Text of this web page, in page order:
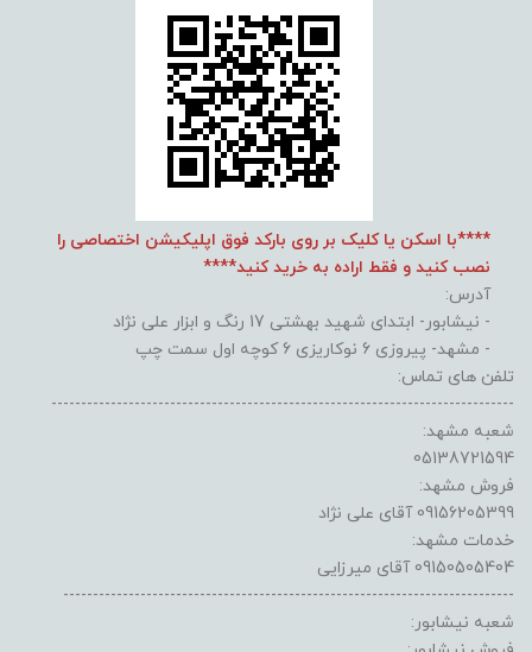
****با اسکن یا کلیک بر روی بارکد فوق اپلیکیشن اختصاصی را
نصب کنید و فقط اراده به خرید کنید****
آدرس:
- نیشابور- ابتدای شهید بهشتی 17 رنگ و ابزار علی نژاد
- مشهد- پیروزی 6 نوکاریزی 6 کوچه اول سمت چپ
تلفن های تماس:
------------------------------------------------------------------------------
شعبه مشهد:
05138721594
فروش مشهد:
09156205399 آقای علی نژاد
خدمات مشهد:
09150505404 آقای میرزایی
----------------------------------------------------------------------------
شعبه نیشابور: